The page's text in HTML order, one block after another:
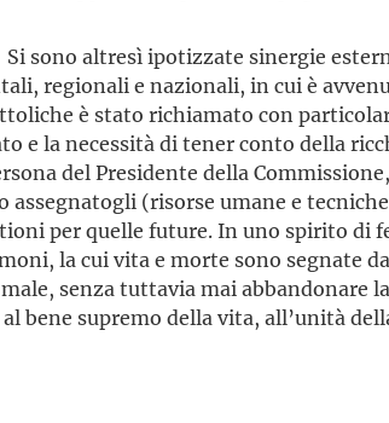
sono altresì ipotizzate sinergie
regionali e nazionali, in cui è
è stato richiamato con
e la necessità di tener conto della
del Presidente della
(risorse umane e
per quelle future. In uno spirito di
la cui vita e morte sono segnate
senza tuttavia mai abbandonare
bene supremo della vita, all’unità